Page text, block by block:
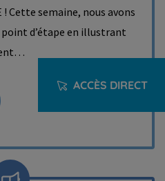
ACCÈS DIRECT
Cette semaine, nous avons
d’étape en illustrant